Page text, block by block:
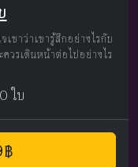
ขาว่าเขารู้สึกอย่างไรกับ
รเดินหน้าต่อไปอย่างไร
ใบ
฿